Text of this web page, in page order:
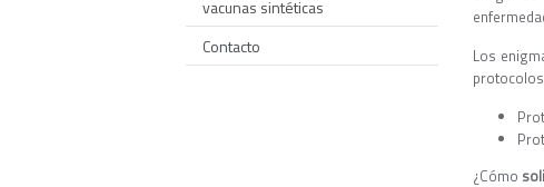
Los
¿Cómo
vacunas sintéticas
Contacto